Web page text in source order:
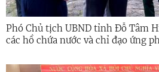
Phó Chủ tịch UBND tỉnh Đỗ Tâm
các hồ chứa nước và chỉ đạo ứng